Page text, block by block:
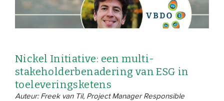
Nickel Initiative: een multi-
stakeholderbenadering van ESG in
toeleveringsketens
Auteur: Freek van Til, Project Manager Responsible